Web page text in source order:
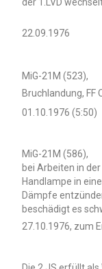
22.09.1976
MiG-21M (523),
Bruchlandung, FF
01.10.1976 (5:50)
MiG-21M (586),
bei Arbeiten in
Handlampe in
Dämpfe
beschädigt es
27.10.1976, zum